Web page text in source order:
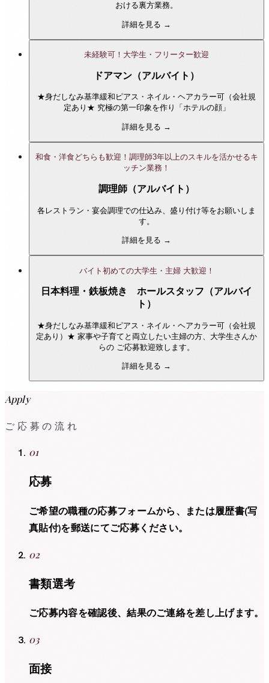
おける裏方業務。
詳細を見る →
未経験可！大学生・フリーター歓迎
ドアマン（アルバイト）
★身だしなみ基準緩和ピアス・ネイル・ヘアカラー可（会社規
定あり★ 究極の第一印象を作り「ホテルの顔」
詳細を見る →
和食・洋食どちらも歓迎！調理師3年以上のスキルを活かせるキ
ッチン業務！
調理師（アルバイト）
各レストラン・宴会調理での仕込み、盛り付け等をお願いしま
す。
詳細を見る →
バイト初めての大学生・主婦 大歓迎！
日本料理・鉄板焼き ホールスタッフ（アルバイ
ト）
★身だしなみ基準緩和ピアス・ネイル・ヘアカラー可（会社規
定あり）★ 家事や子育てと両立したい主婦の方、大学生さんか
らの ご応募歓迎致します。
詳細を見る →
Apply
ご応募の流れ
01
応募
ご希望の職種の応募フォームから、または履歴書(写
真貼付)を郵送にてご応募ください。
02
書類選考
ご応募内容を確認後、結果のご連絡を差し上げます。
03
面接